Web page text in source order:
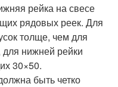
рейка на свесе
рядовых реек. Для
толще, чем для
нижней рейки
30×50.
быть четко